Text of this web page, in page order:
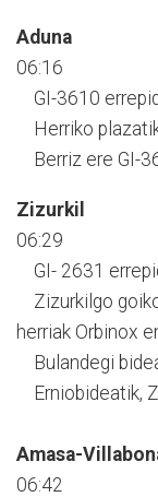
Aduna
06:16
GI-3610
Herriko
Berriz ere GI-
Zizurkil
06:29
GI- 2631
Zizurkilgo
herriak Orbinox
Bulandegi
Erniobideatik,
Amasa-
06:42